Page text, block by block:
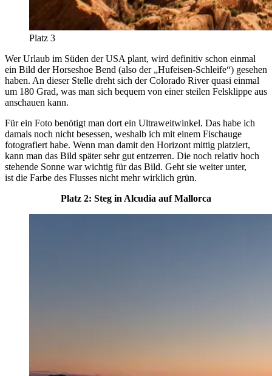
Platz 3
Wer Urlaub im Süden der USA plant, wird definitiv schon einmal
ein Bild der Horseshoe Bend (also der „Hufeisen-Schleife“) gesehen
haben. An dieser Stelle dreht sich der Colorado River quasi einmal
um 180 Grad, was man sich bequem von einer steilen Felsklippe aus
anschauen kann.
Für ein Foto benötigt man dort ein Ultraweitwinkel. Das habe ich
damals noch nicht besessen, weshalb ich mit einem Fischauge
fotografiert habe. Wenn man damit den Horizont mittig platziert,
kann man das Bild später sehr gut entzerren. Die noch relativ hoch
stehende Sonne war wichtig für das Bild. Geht sie weiter unter,
ist die Farbe des Flusses nicht mehr wirklich grün.
Platz 2: Steg in Alcudia auf Mallorca